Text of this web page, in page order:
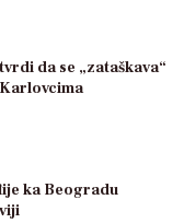
da se „zataškava“
ka Beogradu